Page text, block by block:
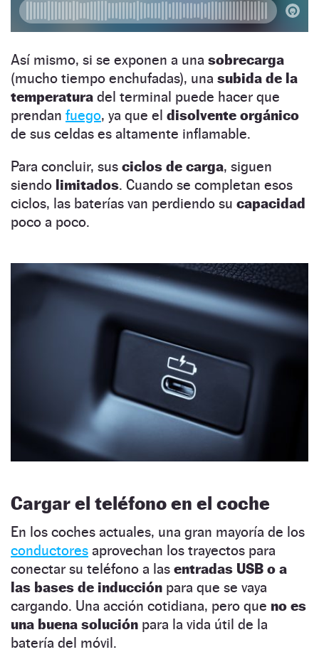
Así mismo, si se exponen a una sobrecarga
(mucho tiempo enchufadas), una subida de la
temperatura del terminal puede hacer que
prendan fuego, ya que el disolvente orgánico
de sus celdas es altamente inflamable.
Para concluir, sus ciclos de carga, siguen
siendo limitados. Cuando se completan esos
ciclos, las baterías van perdiendo su capacidad
poco a poco.
Cargar el teléfono en el coche
En los coches actuales, una gran mayoría de los
conductores aprovechan los trayectos para
conectar su teléfono a las entradas USB o a
las bases de inducción para que se vaya
cargando. Una acción cotidiana, pero que no es
una buena solución para la vida útil de la
batería del móvil.